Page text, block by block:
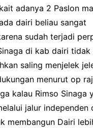
adanya 2 Paslon
dairi beliau sangat
sudah terjadi
di kab dairi tidak
saling menjelek
menurut op
kalau Rimso Sinaga
jalur independen
membangun Dairi